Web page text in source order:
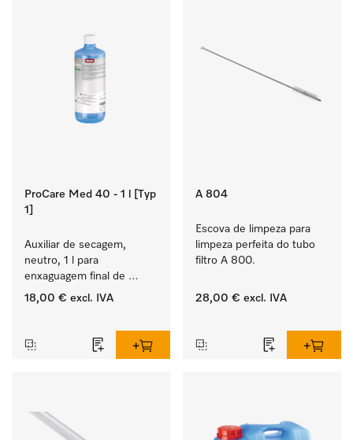
ProCare Med 40 - 1 l [Typ
1]
Auxiliar de secagem,
neutro, 1 l para
enxaguagem final de
instrumentos e utensílios,
18,00 € excl. IVA
A 804
Escova de limpeza para
limpeza perfeita do tubo
filtro A 800.
28,00 € excl. IVA